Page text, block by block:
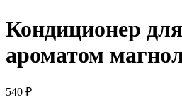
Кондиционер
ароматом
540 ₽